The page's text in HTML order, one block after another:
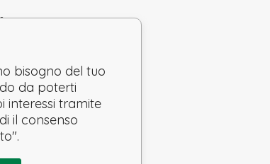
bisogno del tuo
da poterti
interessi tramite
il consenso